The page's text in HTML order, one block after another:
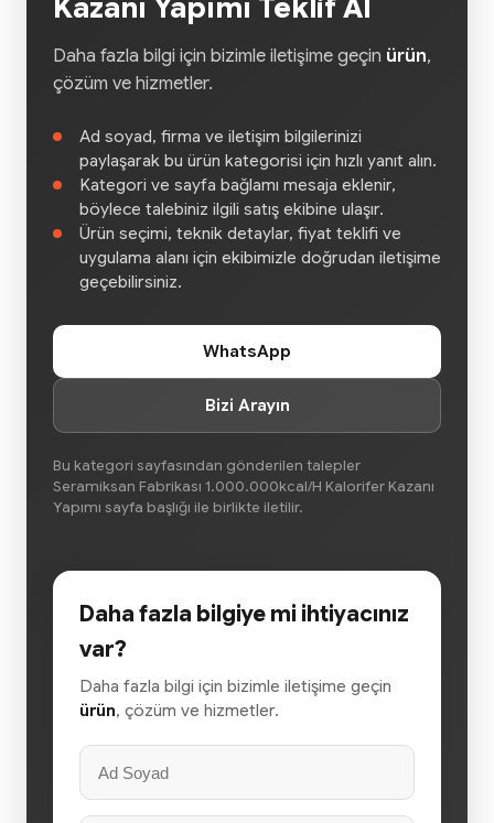
Kazanı Yapımı Teklif Al
Daha fazla bilgi için bizimle iletişime geçin ürün,
çözüm ve hizmetler.
Ad soyad, firma ve iletişim bilgilerinizi
paylaşarak bu ürün kategorisi için hızlı yanıt alın.
Kategori ve sayfa bağlamı mesaja eklenir,
böylece talebiniz ilgili satış ekibine ulaşır.
Ürün seçimi, teknik detaylar, fiyat teklifi ve
uygulama alanı için ekibimizle doğrudan iletişime
geçebilirsiniz.
WhatsApp
Bizi Arayın
Bu kategori sayfasından gönderilen talepler
Seramiksan Fabrikası 1.000.000kcal/H Kalorifer Kazanı
Yapımı sayfa başlığı ile birlikte iletilir.
Daha fazla bilgiye mi ihtiyacınız
var?
Daha fazla bilgi için bizimle iletişime geçin
ürün, çözüm ve hizmetler.